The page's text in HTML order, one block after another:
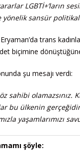
LGBTİ+’ların
sansür
trans
biçimine
şu mesajı verdi:
sahibi olamazsınız.
bu ülkenin
yaşamlarımızı
şöyle: